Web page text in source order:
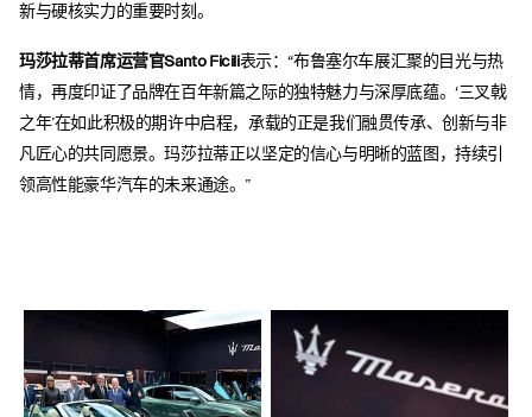
新与硬核实力的重要时刻。
玛莎拉蒂首席运营官Santo Ficili表示：“布鲁塞尔车展汇聚的目光与热
情，再度印证了品牌在百年新篇之际的独特魅力与深厚底蕴。‘三叉戟
之年’在如此积极的期许中启程，承载的正是我们融贯传承、创新与非
凡匠心的共同愿景。玛莎拉蒂正以坚定的信心与明晰的蓝图，持续引
领高性能豪华汽车的未来通途。”